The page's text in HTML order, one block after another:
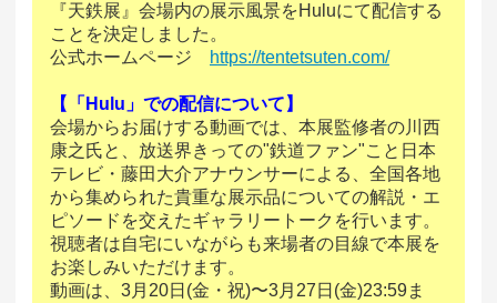
『天鉄展』会場内の展示風景をHuluにて配信する
ことを決定しました。
公式ホームページ
https://tentetsuten.com/
【「Hulu」での配信について】
会場からお届けする動画では、本展監修者の川西
康之氏と、放送界きっての"鉄道ファン"こと日本
テレビ・藤田大介アナウンサーによる、全国各地
から集められた貴重な展示品についての解説・エ
ピソードを交えたギャラリートークを行います。
視聴者は自宅にいながらも来場者の目線で本展を
お楽しみいただけます。
動画は、3月20日(金・祝)〜3月27日(金)23:59ま